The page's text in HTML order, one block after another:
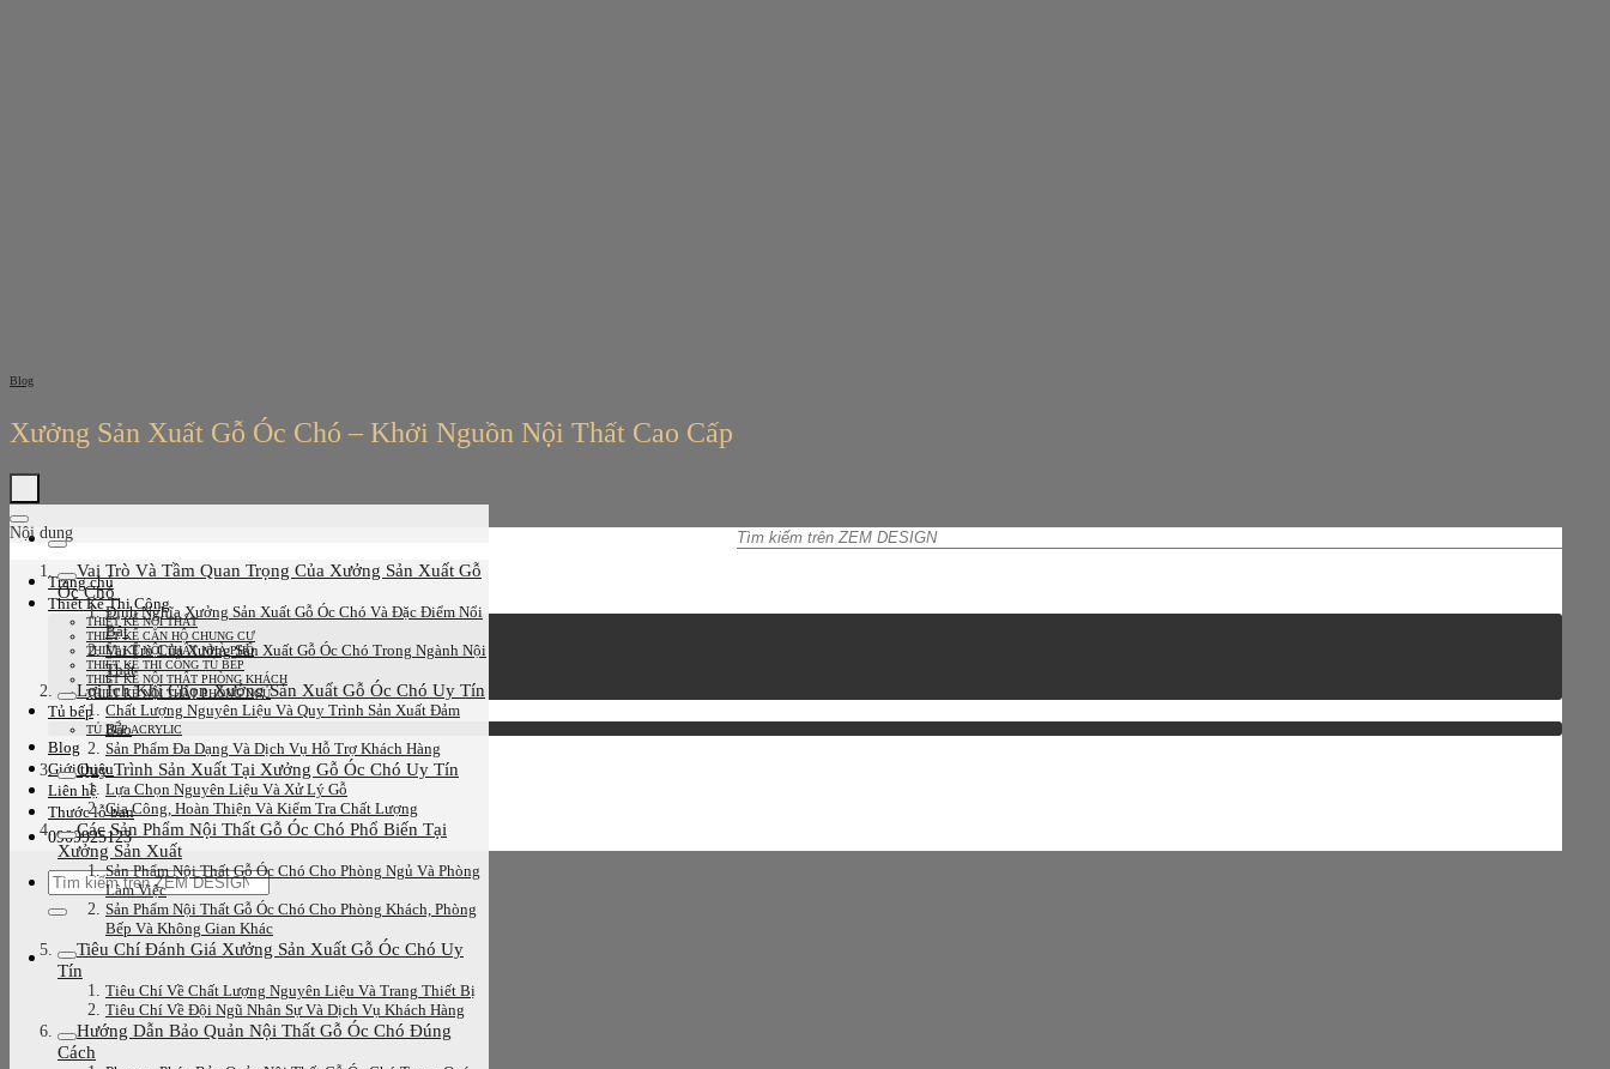
Tìm
Trang chủ
Thiết Kế Thi Công
THIẾT KẾ NỘI THẤT
THIẾT KẾ CĂN HỘ CHUNG CƯ
THIẾT KẾ NỘI THẤT NHÀ PHỐ
THIẾT KẾ THI CÔNG TỦ BẾP
THIẾT KẾ NỘI THẤT PHÒNG KHÁCH
THIẾT KẾ NỘI THẤT PHÒNG NGỦ
Tủ bếp
TỦ BẾP ACRYLIC
Blog
Giới thiệu
Liên hệ
Thước lỗ ban
0909925123
Tìm
kiếm:
Blog
Xưởng Sản Xuất Gỗ Óc Chó – Khởi Nguồn Nội Thất Cao Cấp
Nội dung
Vai Trò Và Tầm Quan Trọng Của Xưởng Sản Xuất Gỗ
Óc Chó
Định Nghĩa Xưởng Sản Xuất Gỗ Óc Chó Và Đặc Điểm Nổi
Bật
Vai Trò Của Xưởng Sản Xuất Gỗ Óc Chó Trong Ngành Nội
Thất
Lợi Ích Khi Chọn Xưởng Sản Xuất Gỗ Óc Chó Uy Tín
Chất Lượng Nguyên Liệu Và Quy Trình Sản Xuất Đảm
Bảo
Sản Phẩm Đa Dạng Và Dịch Vụ Hỗ Trợ Khách Hàng
Quy Trình Sản Xuất Tại Xưởng Gỗ Óc Chó Uy Tín
Lựa Chọn Nguyên Liệu Và Xử Lý Gỗ
Gia Công, Hoàn Thiện Và Kiểm Tra Chất Lượng
Các Sản Phẩm Nội Thất Gỗ Óc Chó Phổ Biến Tại
Xưởng Sản Xuất
Sản Phẩm Nội Thất Gỗ Óc Chó Cho Phòng Ngủ Và Phòng
Làm Việc
Sản Phẩm Nội Thất Gỗ Óc Chó Cho Phòng Khách, Phòng
Bếp Và Không Gian Khác
Tiêu Chí Đánh Giá Xưởng Sản Xuất Gỗ Óc Chó Uy
Tín
Tiêu Chí Về Chất Lượng Nguyên Liệu Và Trang Thiết Bị
Tiêu Chí Về Đội Ngũ Nhân Sự Và Dịch Vụ Khách Hàng
Hướng Dẫn Bảo Quản Nội Thất Gỗ Óc Chó Đúng
Cách